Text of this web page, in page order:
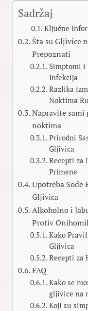
Sadržaj
Ključne
Šta su Gljivice
Prepoznati
Simptomi i
Infekcija
Razlika
Noktima
Napravite
noktima
Prirodni
Gljivica
Recepti za
Primene
Upotreba Sode
Gljivica
Alkoholno i
Protiv
Kako
Gljivica
Recepti za
FAQ
Kako se
gljivice na
Koji su